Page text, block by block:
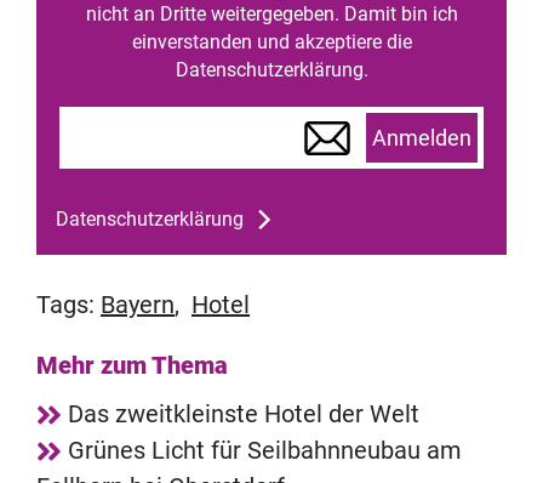
nicht an Dritte weitergegeben. Damit bin ich
einverstanden und akzeptiere die
Datenschutzerklärung.
Anmelden
Datenschutzerklärung
Tags: Bayern, Hotel
Mehr zum Thema
Das zweitkleinste Hotel der Welt
Grünes Licht für Seilbahnneubau am